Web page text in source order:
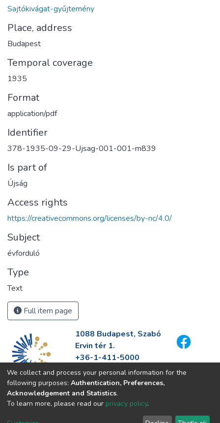
Sajtókivágat-gyűjtemény
Place, address
Budapest
Temporal coverage
1935
Format
application/pdf
Identifier
378-1935-09-29-Ujsag-001-001-m839
Is part of
Újság
Access rights
https://creativecommons.org/licenses/by-nc/4.0/
Subject
évforduló
Type
Text
Full item page
1088 Budapest, Szabó
Ervin tér 1.
+36-1-411-5000
info@fszek.hu
https://fszek.hu
We collect and process your personal information for the
following purposes: Authentication, Preferences,
Acknowledgement and Statistics.
To learn more, please read our privacy policy.